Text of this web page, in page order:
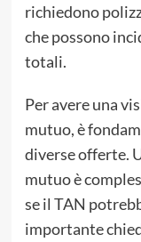
richiedono
che possono
totali.
Per avere una
mutuo, è
diverse offerte.
mutuo è
se il TAN
importante